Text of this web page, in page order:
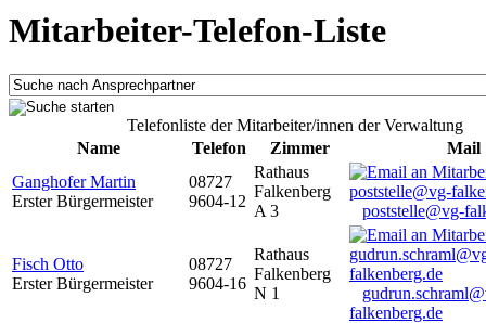
Mitarbeiter-Telefon-Liste
Telefonliste der Mitarbeiter/innen der Verwaltung
Name
Telefon Zimmer
Mail
Ganghofer Martin
Erster Bürgermeister
08727
9604-12
Rathaus
Falkenberg
A 3
poststelle@vg-
Fisch Otto
Erster Bürgermeister
08727
9604-16
Rathaus
Falkenberg
N 1
falkenberg.de